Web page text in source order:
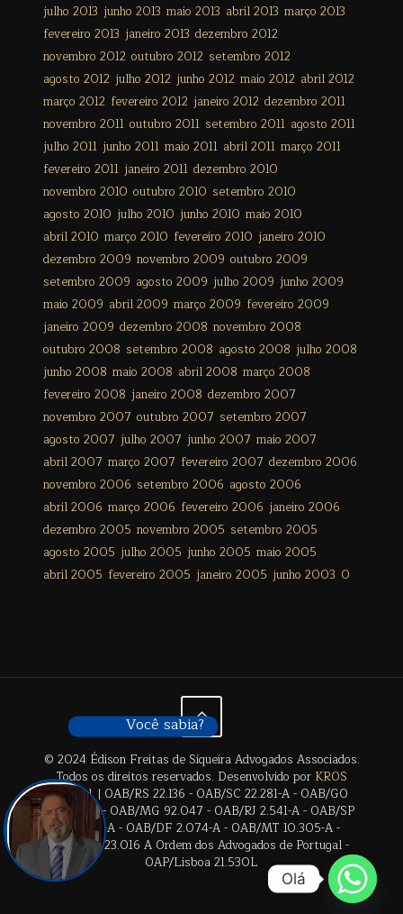
julho 2013 junho 2013 maio 2013 abril 2013 março 2013
fevereiro 2013 janeiro 2013 dezembro 2012
novembro 2012 outubro 2012 setembro 2012
agosto 2012 julho 2012 junho 2012 maio 2012 abril 2012
março 2012 fevereiro 2012 janeiro 2012 dezembro 2011
novembro 2011 outubro 2011 setembro 2011 agosto 2011
julho 2011 junho 2011 maio 2011 abril 2011 março 2011
fevereiro 2011 janeiro 2011 dezembro 2010
novembro 2010 outubro 2010 setembro 2010
agosto 2010 julho 2010 junho 2010 maio 2010
abril 2010 março 2010 fevereiro 2010 janeiro 2010
dezembro 2009 novembro 2009 outubro 2009
setembro 2009 agosto 2009 julho 2009 junho 2009
maio 2009 abril 2009 março 2009 fevereiro 2009
janeiro 2009 dezembro 2008 novembro 2008
outubro 2008 setembro 2008 agosto 2008 julho 2008
junho 2008 maio 2008 abril 2008 março 2008
fevereiro 2008 janeiro 2008 dezembro 2007
novembro 2007 outubro 2007 setembro 2007
agosto 2007 julho 2007 junho 2007 maio 2007
abril 2007 março 2007 fevereiro 2007 dezembro 2006
novembro 2006 setembro 2006 agosto 2006
abril 2006 março 2006 fevereiro 2006 janeiro 2006
dezembro 2005 novembro 2005 setembro 2005
agosto 2005 julho 2005 junho 2005 maio 2005
abril 2005 fevereiro 2005 janeiro 2005 junho 2003 0
© 2024 Édison Freitas de Siqueira Advogados Associados.
Todos os direitos reservados. Desenvolvido por KROS
Digital. | OAB/RS 22.136 - OAB/SC 22.281-A - OAB/GO
28.659-A - OAB/MG 92.047 - OAB/RJ 2.541-A - OAB/SP
17.2838-A - OAB/DF 2.074-A - OAB/MT 10.305-A -
OAB/BA 23.016 A Ordem dos Advogados de Portugal -
OAP/Lisboa 21.530L
Você sabia?
Olá